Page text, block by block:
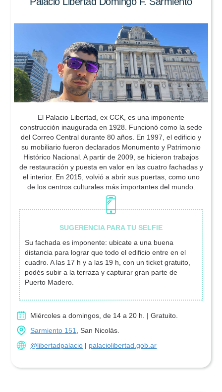
El Palacio Libertad, ex CCK, es una imponente
construcción inaugurada en 1928. Funcionó como la sede
del Correo Central durante 80 años. En 1997, el edificio y
su mobiliario fueron declarados Monumento y Patrimonio
Histórico Nacional. A partir de 2009, se hicieron trabajos
de restauración y puesta en valor en las cuatro fachadas y
el interior. En 2015, volvió a abrir sus puertas, como uno
de los centros culturales más importantes del mundo.
Su fachada es imponente: ubicate a una buena
distancia para lograr que todo el edificio entre en el
cuadro. A las 17 h y a las 19 h, con un ticket gratuito,
podés subir a la terraza y capturar gran parte de
Puerto Madero.
Miércoles a domingos, de 14 a 20 h. | Gratuito.
Sarmiento 151, San Nicolás.
@libertadpalacio | palaciolibertad.gob.ar